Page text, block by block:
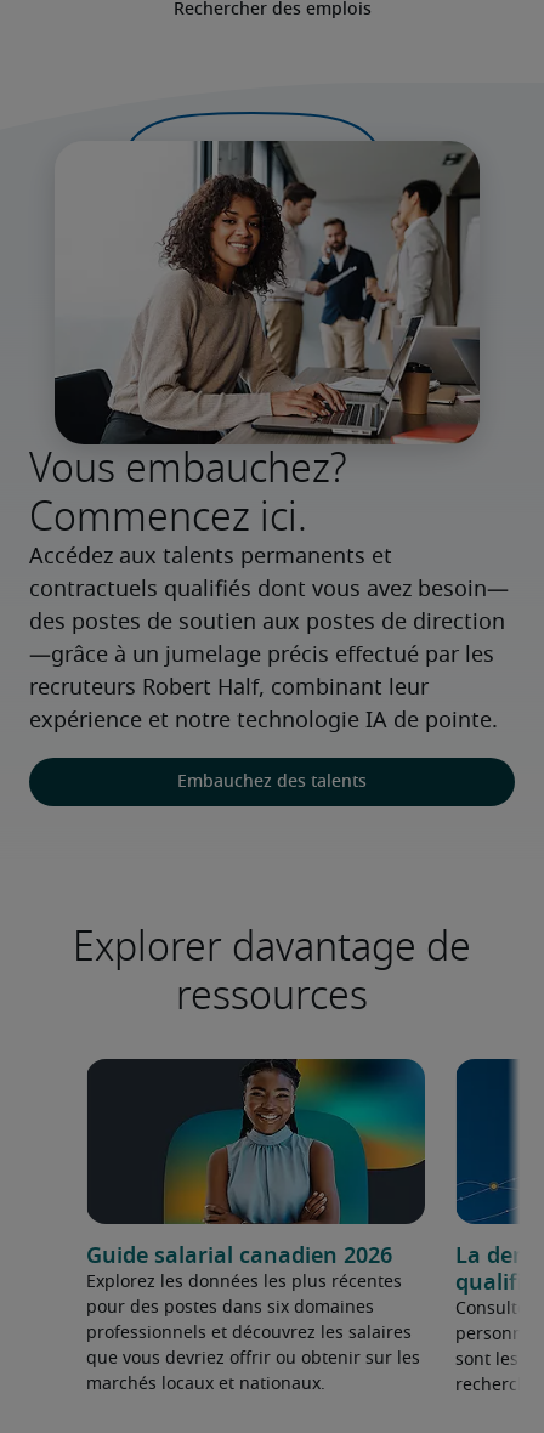
Rechercher des emplois
Vous embauchez?
Commencez ici.
Accédez aux talents permanents et
contractuels qualifiés dont vous avez besoin—
des postes de soutien aux postes de direction
—grâce à un jumelage précis effectué par les
recruteurs Robert Half, combinant leur
expérience et notre technologie IA de pointe.
Embauchez des talents
Explorer davantage de
ressources
Guide salarial canadien 2026
Explorez les données les plus récentes
pour des postes dans six domaines
professionnels et découvrez les salaires
que vous devriez offrir ou obtenir sur les
marchés locaux et nationaux.
La
qualifié
Consultez
personnel
sont les